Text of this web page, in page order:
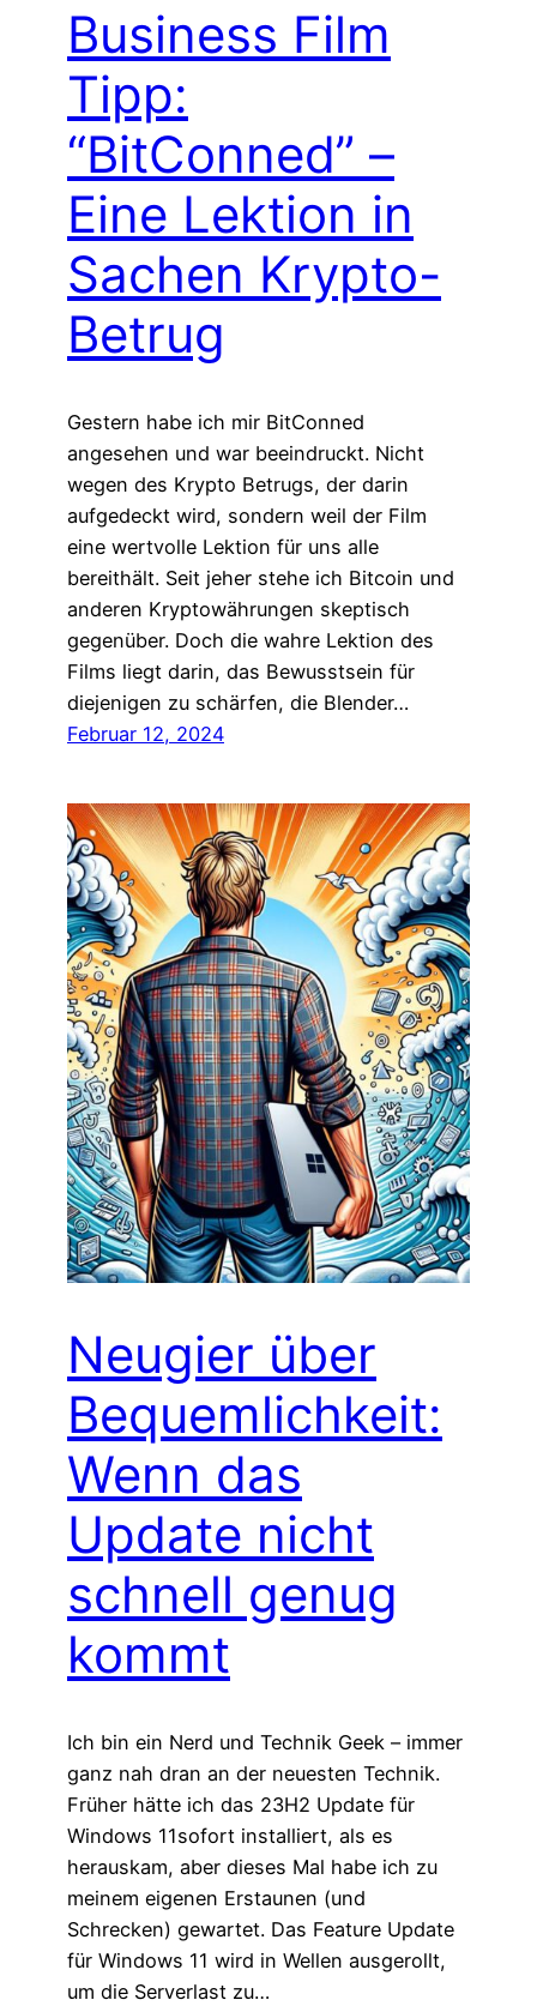
Business Film
Tipp:
“BitConned” –
Eine Lektion in
Sachen Krypto-
Betrug
Gestern habe ich mir BitConned
angesehen und war beeindruckt. Nicht
wegen des Krypto Betrugs, der darin
aufgedeckt wird, sondern weil der Film
eine wertvolle Lektion für uns alle
bereithält. Seit jeher stehe ich Bitcoin und
anderen Kryptowährungen skeptisch
gegenüber. Doch die wahre Lektion des
Films liegt darin, das Bewusstsein für
diejenigen zu schärfen, die Blender…
Februar 12, 2024
Neugier über
Bequemlichkeit:
Wenn das
Update nicht
schnell genug
kommt
Ich bin ein Nerd und Technik Geek – immer
ganz nah dran an der neuesten Technik.
Früher hätte ich das 23H2 Update für
Windows 11sofort installiert, als es
herauskam, aber dieses Mal habe ich zu
meinem eigenen Erstaunen (und
Schrecken) gewartet. Das Feature Update
für Windows 11 wird in Wellen ausgerollt,
um die Serverlast zu…